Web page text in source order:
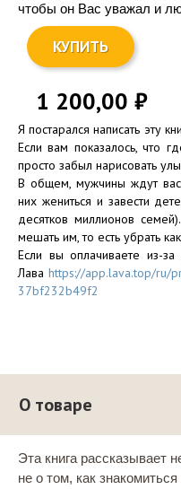
чтобы он Вас уважал и
КУПИТЬ
1 200,00 ₽
Я постарался написать эту
Если вам показалось, что
просто забыл нарисовать
В общем, мужчины ждут
них жениться и завести
десятков миллионов
мешать им, то есть убрать
Если вы оплачиваете из-
Лава https://app.lava.top/ru/
37bf232b49f2
О товаре
Эта книга рассказывает
не о том, как